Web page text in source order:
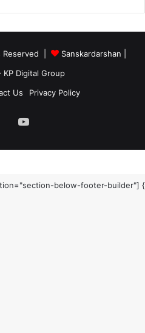
Reserved | Sanskardarshan
KP Digital Group
Us Privacy Policy
FacebookYouTube
below-footer-builder"] {